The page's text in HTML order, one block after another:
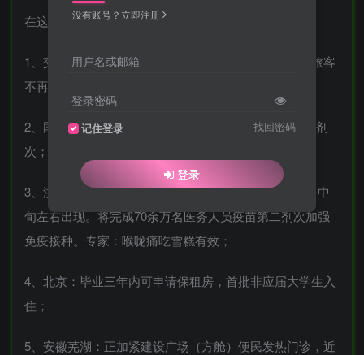
在这里，每天60秒读懂世界！
1、交通运输部：全面恢复道路客运服务，严格落实对旅客
不再查验核酸证明和健康码；
2、国家卫健委：全国累计报告接种新冠疫苗超34.56亿剂
次；
3、浙江：感染人群近8成是中青年，预计首波高峰下月中
旬左右出现。将完成70余万名医务人员疫苗第二剂次加强
免疫接种。专家：喉咙痛吃雪糕有效；
4、北京：毕业三年内可申请保租房，首批非应届大学生入
住；
5、安徽芜湖：正加紧建设广场（方舱）便民发热门诊，近
没有账号？立即注册
用户名或邮箱
登录密码
记住登录 找回密码
登录